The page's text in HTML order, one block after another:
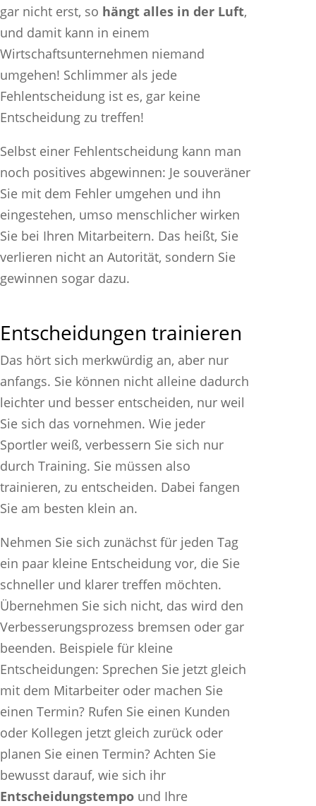
gar nicht erst, so hängt alles in der Luft,
und damit kann in einem
Wirtschaftsunternehmen niemand
umgehen! Schlimmer als jede
Fehlentscheidung ist es, gar keine
Entscheidung zu treffen!
Selbst einer Fehlentscheidung kann man
noch positives abgewinnen: Je souveräner
Sie mit dem Fehler umgehen und ihn
eingestehen, umso menschlicher wirken
Sie bei Ihren Mitarbeitern. Das heißt, Sie
verlieren nicht an Autorität, sondern Sie
gewinnen sogar dazu.
Entscheidungen trainieren
Das hört sich merkwürdig an, aber nur
anfangs. Sie können nicht alleine dadurch
leichter und besser entscheiden, nur weil
Sie sich das vornehmen. Wie jeder
Sportler weiß, verbessern Sie sich nur
durch Training. Sie müssen also
trainieren, zu entscheiden. Dabei fangen
Sie am besten klein an.
Nehmen Sie sich zunächst für jeden Tag
ein paar kleine Entscheidung vor, die Sie
schneller und klarer treffen möchten.
Übernehmen Sie sich nicht, das wird den
Verbesserungsprozess bremsen oder gar
beenden. Beispiele für kleine
Entscheidungen: Sprechen Sie jetzt gleich
mit dem Mitarbeiter oder machen Sie
einen Termin? Rufen Sie einen Kunden
oder Kollegen jetzt gleich zurück oder
planen Sie einen Termin? Achten Sie
bewusst darauf, wie sich ihr
Entscheidungstempo und Ihre